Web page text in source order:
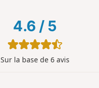
4.6 / 5
Sur la base de 6 avis